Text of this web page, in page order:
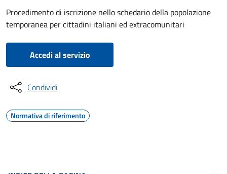
Procedimento di iscrizione nello schedario della popolazione
temporanea per cittadini italiani ed extracomunitari
Accedi al servizio
Condividi
Normativa di riferimento